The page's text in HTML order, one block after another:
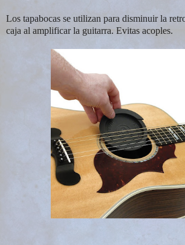
Los tapabocas se utilizan para disminuir la
caja al amplificar la guitarra. Evitas acoples.